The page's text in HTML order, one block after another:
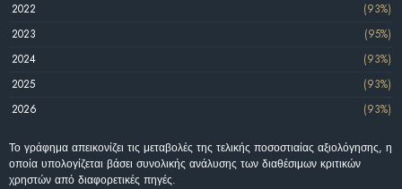
2022
(93%)
2023
(95%)
2024
(93%)
2025
(93%)
2026
(93%)
Το γράφημα απεικονίζει τις μεταβολές της τελικής ποσοστιαίας αξιολόγησης, η
οποία υπολογίζεται βάσει συνολικής ανάλυσης των διαθέσιμων κριτικών
χρηστών από διαφορετικές πηγές.